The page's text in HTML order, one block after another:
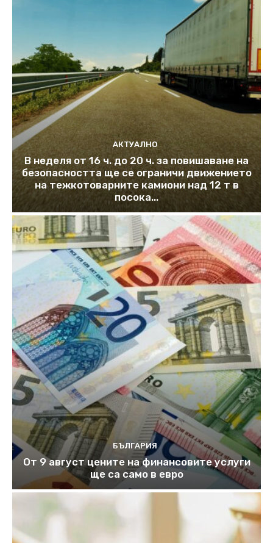
АКТУАЛНО
В неделя от 16 ч. до 20 ч. за повишаване на
безопасността ще се ограничи движението
на тежкотоварните камиони над 12 т в
посока...
БЪЛГАРИЯ
От 9 август цените на финансовите услуги
ще са само в евро